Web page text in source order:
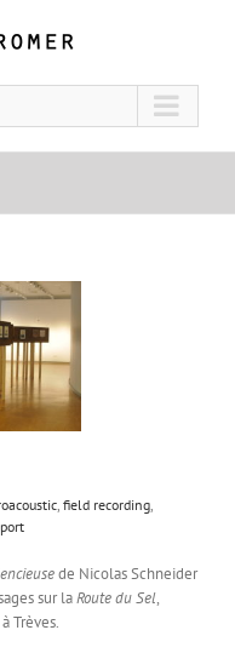
, field recording,
de Nicolas Schneider
sur laRoute du Sel,
Trèves.